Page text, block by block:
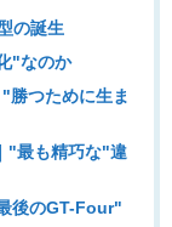
の誕生
"なのか
勝つために生ま
"最も精巧な"違
後のGT-Four"